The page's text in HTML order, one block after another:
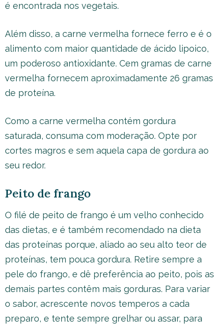
é encontrada nos vegetais.
Além disso, a carne vermelha fornece ferro e é o
alimento com maior quantidade de ácido lipoico,
um poderoso antioxidante. Cem gramas de carne
vermelha fornecem aproximadamente 26 gramas
de proteína.
Como a carne vermelha contém gordura
saturada, consuma com moderação. Opte por
cortes magros e sem aquela capa de gordura ao
seu redor.
Peito de frango
O filé de peito de frango é um velho conhecido
das dietas, e é também recomendado na dieta
das proteínas porque, aliado ao seu alto teor de
proteínas, tem pouca gordura. Retire sempre a
pele do frango, e dê preferência ao peito, pois as
demais partes contêm mais gorduras. Para variar
o sabor, acrescente novos temperos a cada
preparo, e tente sempre grelhar ou assar, para